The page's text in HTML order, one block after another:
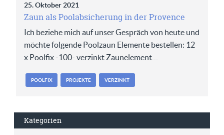
25. Oktober 2021
Zaun als Poolabsicherung in der Provence
Ich beziehe mich auf unser Gespräch von heute und
möchte folgende Poolzaun Elemente bestellen: 12
x Poolfix -100- verzinkt Zaunelement…
POOLFIX PROJEKTE VERZINKT
Kategorien